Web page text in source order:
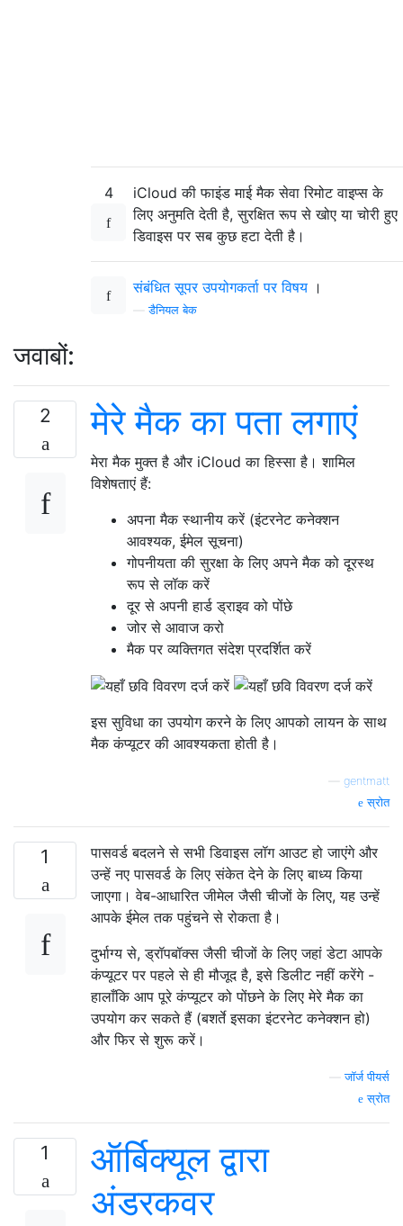
4
iCloud की फाइंड माई मैक सेवा रिमोट वाइप्स के
लिए अनुमति देती है, सुरक्षित रूप से खोए या चोरी हुए
डिवाइस पर सब कुछ हटा देती है।
संबंधित सूपर उपयोगकर्ता पर विषय ।
—डैनियल बेक
जवाबों:
2 मेरे मैक का पता लगाएं
मेरा मैक मुक्त है और iCloud का हिस्सा है। शामिल
विशेषताएं हैं:
अपना मैक स्थानीय करें (इंटरनेट कनेक्शन
आवश्यक, ईमेल सूचना)
गोपनीयता की सुरक्षा के लिए अपने मैक को दूरस्थ
रूप से लॉक करें
दूर से अपनी हार्ड ड्राइव को पोंछे
जोर से आवाज करो
मैक पर व्यक्तिगत संदेश प्रदर्शित करें
इस सुविधा का उपयोग करने के लिए आपको लायन के साथ
मैक कंप्यूटर की आवश्यकता होती है।
gentmatt
स्रोत
1
पासवर्ड बदलने से सभी डिवाइस लॉग आउट हो जाएंगे और
उन्हें नए पासवर्ड के लिए संकेत देने के लिए बाध्य किया
जाएगा। वेब-आधारित जीमेल जैसी चीजों के लिए, यह उन्हें
आपके ईमेल तक पहुंचने से रोकता है।
दुर्भाग्य से, ड्रॉपबॉक्स जैसी चीजों के लिए जहां डेटा आपके
कंप्यूटर पर पहले से ही मौजूद है, इसे डिलीट नहीं करेंगे -
हालाँकि आप पूरे कंप्यूटर को पोंछने के लिए मेरे मैक का
उपयोग कर सकते हैं (बशर्ते इसका इंटरनेट कनेक्शन हो)
और फिर से शुरू करें।
—जॉर्ज पीयर्स
स्रोत
1
ऑर्बिक्यूल द्वारा
अंडरकवर